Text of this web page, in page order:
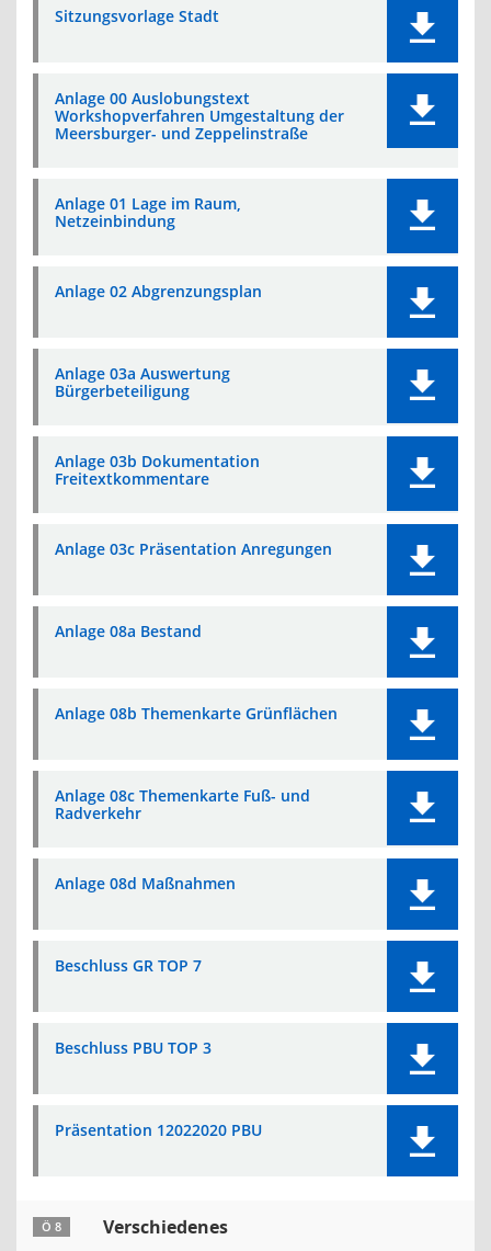
Sitzungsvorlage Stadt
Anlage 00 Auslobungstext
Workshopverfahren Umgestaltung der
Meersburger- und Zeppelinstraße
Anlage 01 Lage im Raum,
Netzeinbindung
Anlage 02 Abgrenzungsplan
Anlage 03a Auswertung
Bürgerbeteiligung
Anlage 03b Dokumentation
Freitextkommentare
Anlage 03c Präsentation Anregungen
Anlage 08a Bestand
Anlage 08b Themenkarte Grünflächen
Anlage 08c Themenkarte Fuß- und
Radverkehr
Anlage 08d Maßnahmen
Beschluss GR TOP 7
Beschluss PBU TOP 3
Präsentation 12022020 PBU
Ö 8 Verschiedenes